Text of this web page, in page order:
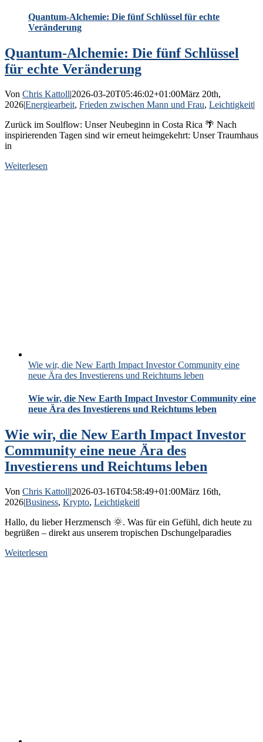
Quantum-Alchemie: Die fünf Schlüssel für echte
Veränderung
Quantum-Alchemie: Die fünf Schlüssel
für echte Veränderung
Von Chris Kattoll|2026-03-20T05:46:02+01:00März 20th,
2026|Energiearbeit, Frieden zwischen Mann und Frau, Leichtigkeit|
Zurück im Soulflow: Unser Neubeginn in Costa Rica 🌴 Nach
inspirierenden Tagen sind wir erneut heimgekehrt: Unser Traumhaus
in
Weiterlesen
Wie wir, die New Earth Impact Investor Community eine
neue Ära des Investierens und Reichtums leben
Wie wir, die New Earth Impact Investor Community eine
neue Ära des Investierens und Reichtums leben
Wie wir, die New Earth Impact Investor
Community eine neue Ära des
Investierens und Reichtums leben
Von Chris Kattoll|2026-03-16T04:58:49+01:00März 16th,
2026|Business, Krypto, Leichtigkeit|
Hallo, du lieber Herzmensch 🌞. Was für ein Gefühl, dich heute zu
begrüßen – direkt aus unserem tropischen Dschungelparadies
Weiterlesen